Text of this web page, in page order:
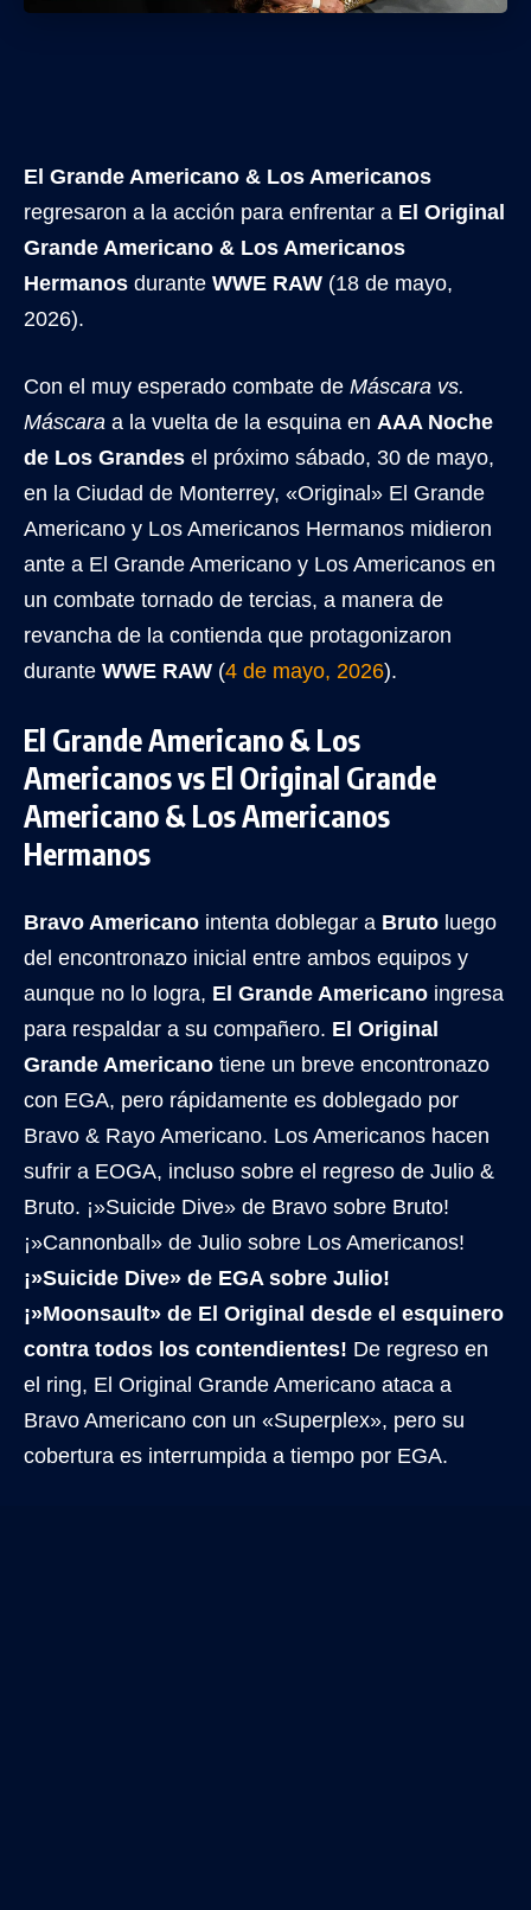
El Grande Americano & Los Americanos
regresaron a la acción para enfrentar a El Original
Grande Americano & Los Americanos
Hermanos durante WWE RAW (18 de mayo,
2026).
Con el muy esperado combate de Máscara vs.
Máscara a la vuelta de la esquina en AAA Noche
de Los Grandes el próximo sábado, 30 de mayo,
en la Ciudad de Monterrey, «Original» El Grande
Americano y Los Americanos Hermanos midieron
ante a El Grande Americano y Los Americanos en
un combate tornado de tercias, a manera de
revancha de la contienda que protagonizaron
durante WWE RAW (4 de mayo, 2026).
El Grande Americano & Los
Americanos vs El Original Grande
Americano & Los Americanos
Hermanos
Bravo Americano intenta doblegar a Bruto luego
del encontronazo inicial entre ambos equipos y
aunque no lo logra, El Grande Americano ingresa
para respaldar a su compañero. El Original
Grande Americano tiene un breve encontronazo
con EGA, pero rápidamente es doblegado por
Bravo & Rayo Americano. Los Americanos hacen
sufrir a EOGA, incluso sobre el regreso de Julio &
Bruto. ¡»Suicide Dive» de Bravo sobre Bruto!
¡»Cannonball» de Julio sobre Los Americanos!
¡»Suicide Dive» de EGA sobre Julio!
¡»Moonsault» de El Original desde el esquinero
contra todos los contendientes! De regreso en
el ring, El Original Grande Americano ataca a
Bravo Americano con un «Superplex», pero su
cobertura es interrumpida a tiempo por EGA.